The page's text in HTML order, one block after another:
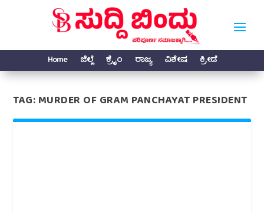
Home ಜಿಲ್ಲೆ ಕ್ರೈಂ ರಾಜ್ಯ ವಿಶೇಷ ಕ್ರೀಡೆ
TAG:MURDER OF GRAM PANCHAYAT PRESIDENT